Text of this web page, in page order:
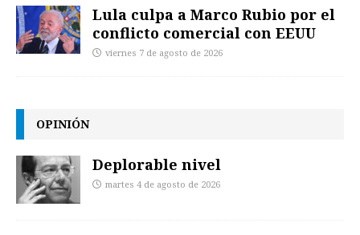
Lula culpa a Marco Rubio por el
conflicto comercial con EEUU
viernes 7 de agosto de 2026
OPINIÓN
Deplorable nivel
martes 4 de agosto de 2026